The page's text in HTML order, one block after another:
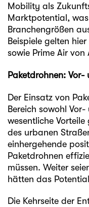
Mobility als
Marktpotential,
Branchengrößen
Beispiele gelten
sowie Prime Air von
Paketdrohnen: Vor-
Der Einsatz von
Bereich sowohl
wesentliche
des urbanen
einhergehende
Paketdrohnen
müssen. Weiter
hätten das
Die Kehrseite der